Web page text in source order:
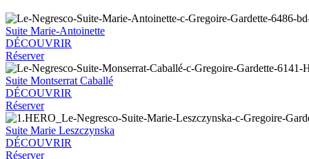
Suite Marie-Antoinette
DÉCOUVRIR
Réserver
Suite Montserrat Caballé
DÉCOUVRIR
Réserver
Suite Marie Leszczynska
DÉCOUVRIR
Réserver